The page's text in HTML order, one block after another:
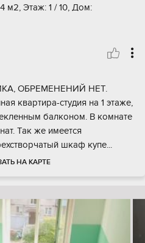
м2, Этаж: 1 / 10, Дом:
ОБРЕМЕНЕНИЙ НЕТ.
квартира-студия на 1 этаже,
балконом. В комнате
Так же имеется
шкаф купе...
НА КАРТЕ